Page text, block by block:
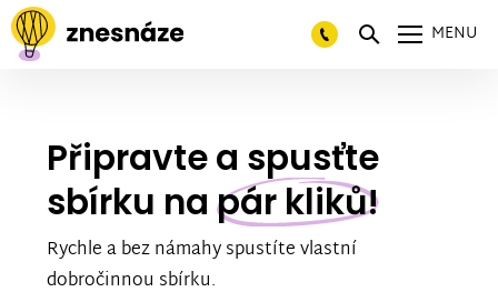
MENU
Připravte a spusťte
sbírku na pár kliků!
Rychle a bez námahy spustíte vlastní
dobročinnou sbírku.